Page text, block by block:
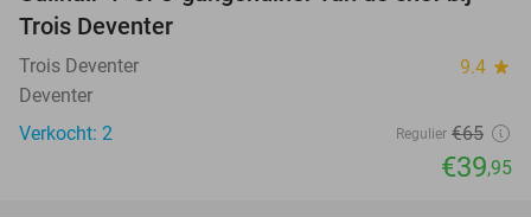
TODAY
Trois Deventer
Trois Deventer 9.4 star
Deventer
Verkocht: 2
Regulier €65
€39,95